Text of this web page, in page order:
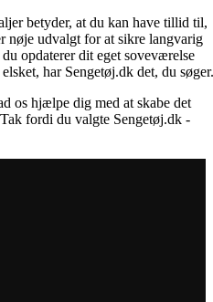
betyder, at du kan have tillid til,
nøje udvalgt for at sikre langvarig
opdaterer dit eget soveværelse
har Sengetøj.dk det, du søger.
os hjælpe dig med at skabe det
fordi du valgte Sengetøj.dk -